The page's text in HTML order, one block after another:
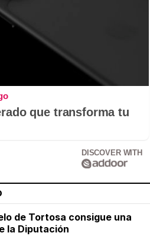
que transforma tu
DISCOVER WITH
de Tortosa consigue una
la Diputación